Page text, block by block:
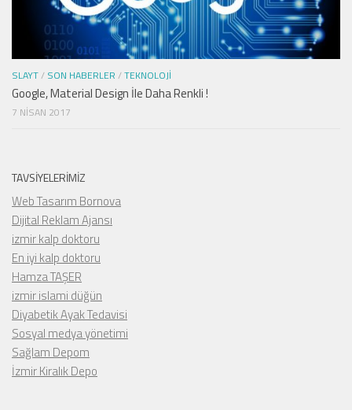
SLAYT/ SON HABERLER /TEKNOLOJI
Google, Material Design İle Daha Renkli !
7 NISAN 2017
TAVSIYELERIMIZ
Web Tasarım Bornova
Dijital Reklam Ajansı
izmir kalp doktoru
En iyi kalp doktoru
Hamza TAŞER
izmir islami düğün
Diyabetik Ayak Tedavisi
Sosyal medya yönetimi
Sağlam Depom
İzmir Kiralık Depo